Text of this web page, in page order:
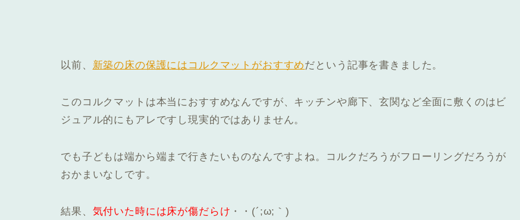
以前、 新築の床の保護にはコルクマットがおすすめだという記事を書きました。
このコルクマットは本当におすすめなんですが、キッチンや廊下、玄関など全面に敷くのはビ
ジュアル的にもアレですし現実的ではありません。
でも子どもは端から端まで行きたいものなんですよね。コルクだろうがフローリングだろうが
おかまいなしです。
結果、 気付いた時には床が傷だらけ ・・(´;ω;｀)